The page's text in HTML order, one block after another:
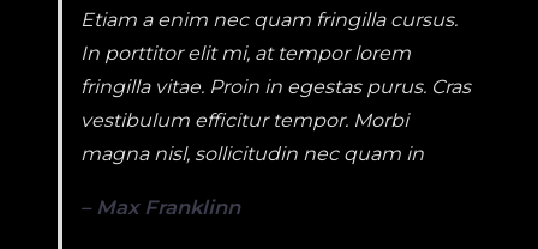
Etiam a enim nec quam fringilla cursus.
In porttitor elit mi, at tempor lorem
fringilla vitae. Proin in egestas purus. Cras
vestibulum efficitur tempor. Morbi
magna nisl, sollicitudin nec quam in
– Max Franklinn